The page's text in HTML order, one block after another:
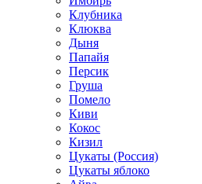
Клубника
Клюква
Дыня
Папайя
Персик
Груша
Помело
Киви
Кокос
Кизил
Цукаты (Россия)
Цукаты яблоко